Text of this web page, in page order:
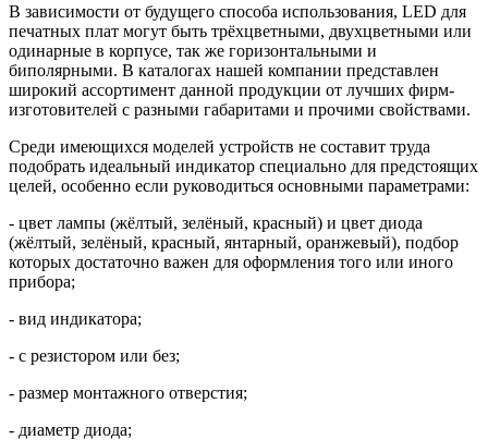
В зависимости от будущего способа использования, LED для
печатных плат могут быть трёхцветными, двухцветными или
одинарные в корпусе, так же горизонтальными и
биполярными. В каталогах нашей компании представлен
широкий ассортимент данной продукции от лучших фирм-
изготовителей с разными габаритами и прочими свойствами.
Среди имеющихся моделей устройств не составит труда
подобрать идеальный индикатор специально для предстоящих
целей, особенно если руководиться основными параметрами:
- цвет лампы (жёлтый, зелёный, красный) и цвет диода
(жёлтый, зелёный, красный, янтарный, оранжевый), подбор
которых достаточно важен для оформления того или иного
прибора;
- вид индикатора;
- с резистором или без;
- размер монтажного отверстия;
- диаметр диода;